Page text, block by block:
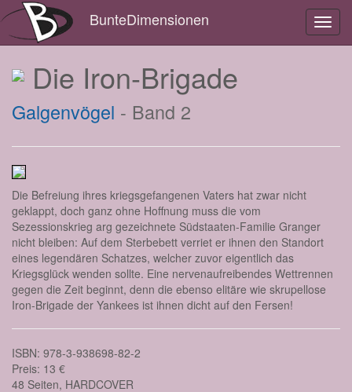
BunteDimensionen
Die Iron-Brigade
Galgenvögel - Band 2
Die Befreiung ihres kriegsgefangenen Vaters hat zwar nicht
geklappt, doch ganz ohne Hoffnung muss die vom
Sezessionskrieg arg gezeichnete Südstaaten-Familie Granger
nicht bleiben: Auf dem Sterbebett verriet er ihnen den Standort
eines legendären Schatzes, welcher zuvor eigentlich das
Kriegsglück wenden sollte. Eine nervenaufreibendes Wettrennen
gegen die Zeit beginnt, denn die ebenso elitäre wie skrupellose
Iron-Brigade der Yankees ist ihnen dicht auf den Fersen!
ISBN: 978-3-938698-82-2
Preis: 13 €
48 Seiten, HARDCOVER